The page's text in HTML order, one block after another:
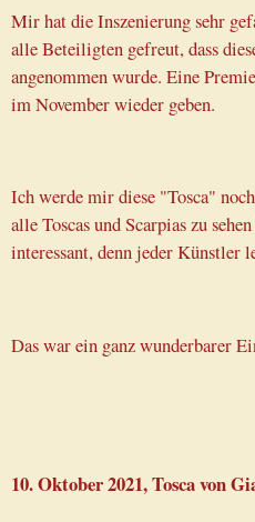
Mir hat die Inszenierung sehr
alle Beteiligten gefreut, dass
angenommen wurde. Eine
im November wieder geben.
Ich werde mir diese "Tosca"
alle Toscas und Scarpias zu
interessant, denn jeder Künstler
Das war ein ganz wunderbarer
10. Oktober 2021, Tosca von